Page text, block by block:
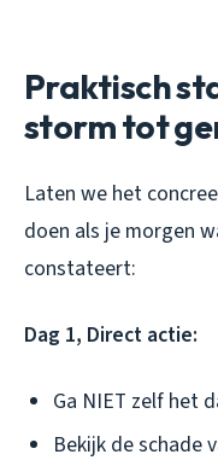
Praktisch
storm tot
Laten we het
doen als je morgen
constateert:
Dag 1, Direct actie:
Ga NIET zelf het
Bekijk de schade